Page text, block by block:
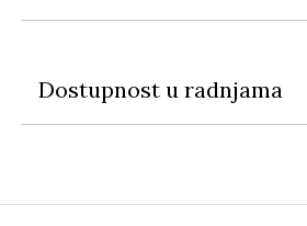
Dostupnost u radnjama